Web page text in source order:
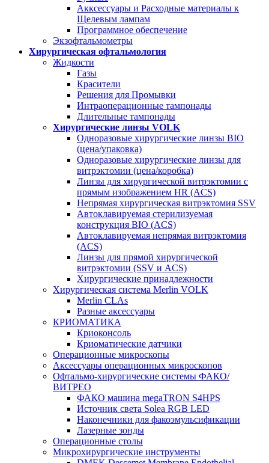
Акксессуары и Расходные материалы к
Щелевым лампам
Программное обеспечение
Экзофтальмометры
Хирургическая офтальмология
Жидкости
Газы
Красители
Решения для Промывки
Интраоперационные тампонады
Длительные тампонады
Хирургические линзы VOLK
Одноразовые хирургические линзы BIO
(цена/упаковка)
Одноразовые хирургические линзы для
витрэктомии (цена/коробка)
Линзы для хирургической витрэктомии с
прямым изображением HR (ACS)
Непрямая хирургическая витрэктомия SSV
Автоклавируемая стерилизуемая
конструкция BIO (ACS)
Автоклавируемая непрямая витрэктомия
(ACS)
Линзы для прямой хирургической
витрэктомии (SSV и ACS)
Хирургические принадлежности
Хирургическая система Merlin VOLK
Merlin CLAs
Разные аксессуары
КРИОМАТИКА
Криоконсоль
Криоматические датчики
Операционные микроскопы
Аксессуары операционных микроскопов
Офтальмо-хирургические системы ФАКО/
ВИТРЕО
ФАКО машина megaTRON S4HPS
Источник света Solea RGB LED
Наконечники для факоэмульсификации
Лазерные зонды
Операционные столы
Микрохирургические инструменты